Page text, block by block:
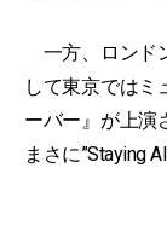
一方、ロンド
して東京ではミ
ーバー』が上演
まさに”Staying